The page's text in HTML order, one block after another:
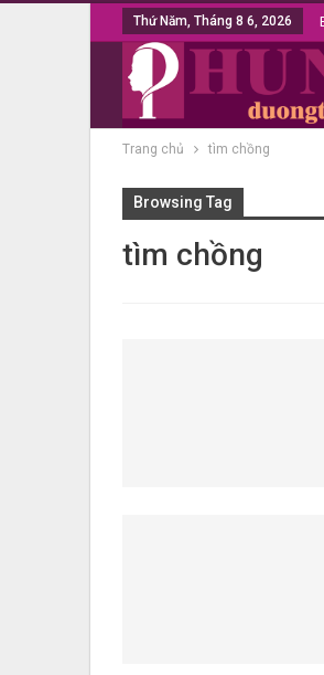
Thứ Năm, Tháng 8 6, 2026
Trang chủ tìm chồng
Browsing Tag
tìm chồng